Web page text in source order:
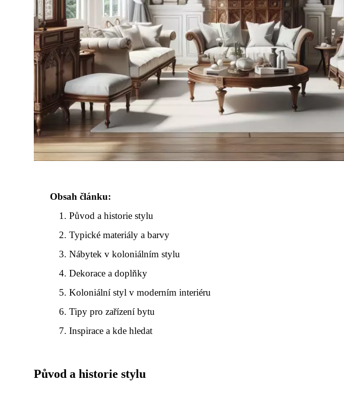
Obsah článku:
Původ a historie stylu
Typické materiály a barvy
Nábytek v koloniálním stylu
Dekorace a doplňky
Koloniální styl v moderním interiéru
Tipy pro zařízení bytu
Inspirace a kde hledat
Původ a historie stylu